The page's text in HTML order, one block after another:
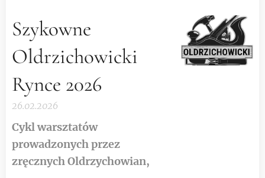
Szykowne
Oldrzichowicki
Rynce 2026
26.02.2026
Cykl warsztatów
prowadzonych przez
zręcznych Oldrzychowian,